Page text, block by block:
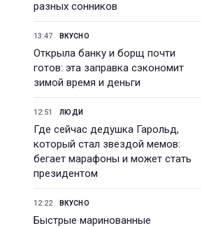
разных сонников
13:47 ВКУСНО
Открыла банку и борщ почти
готов: эта заправка сэкономит
зимой время и деньги
12:51 ЛЮДИ
Где сейчас дедушка Гарольд,
который стал звездой мемов:
бегает марафоны и может стать
президентом
12:22 ВКУСНО
Быстрые маринованные